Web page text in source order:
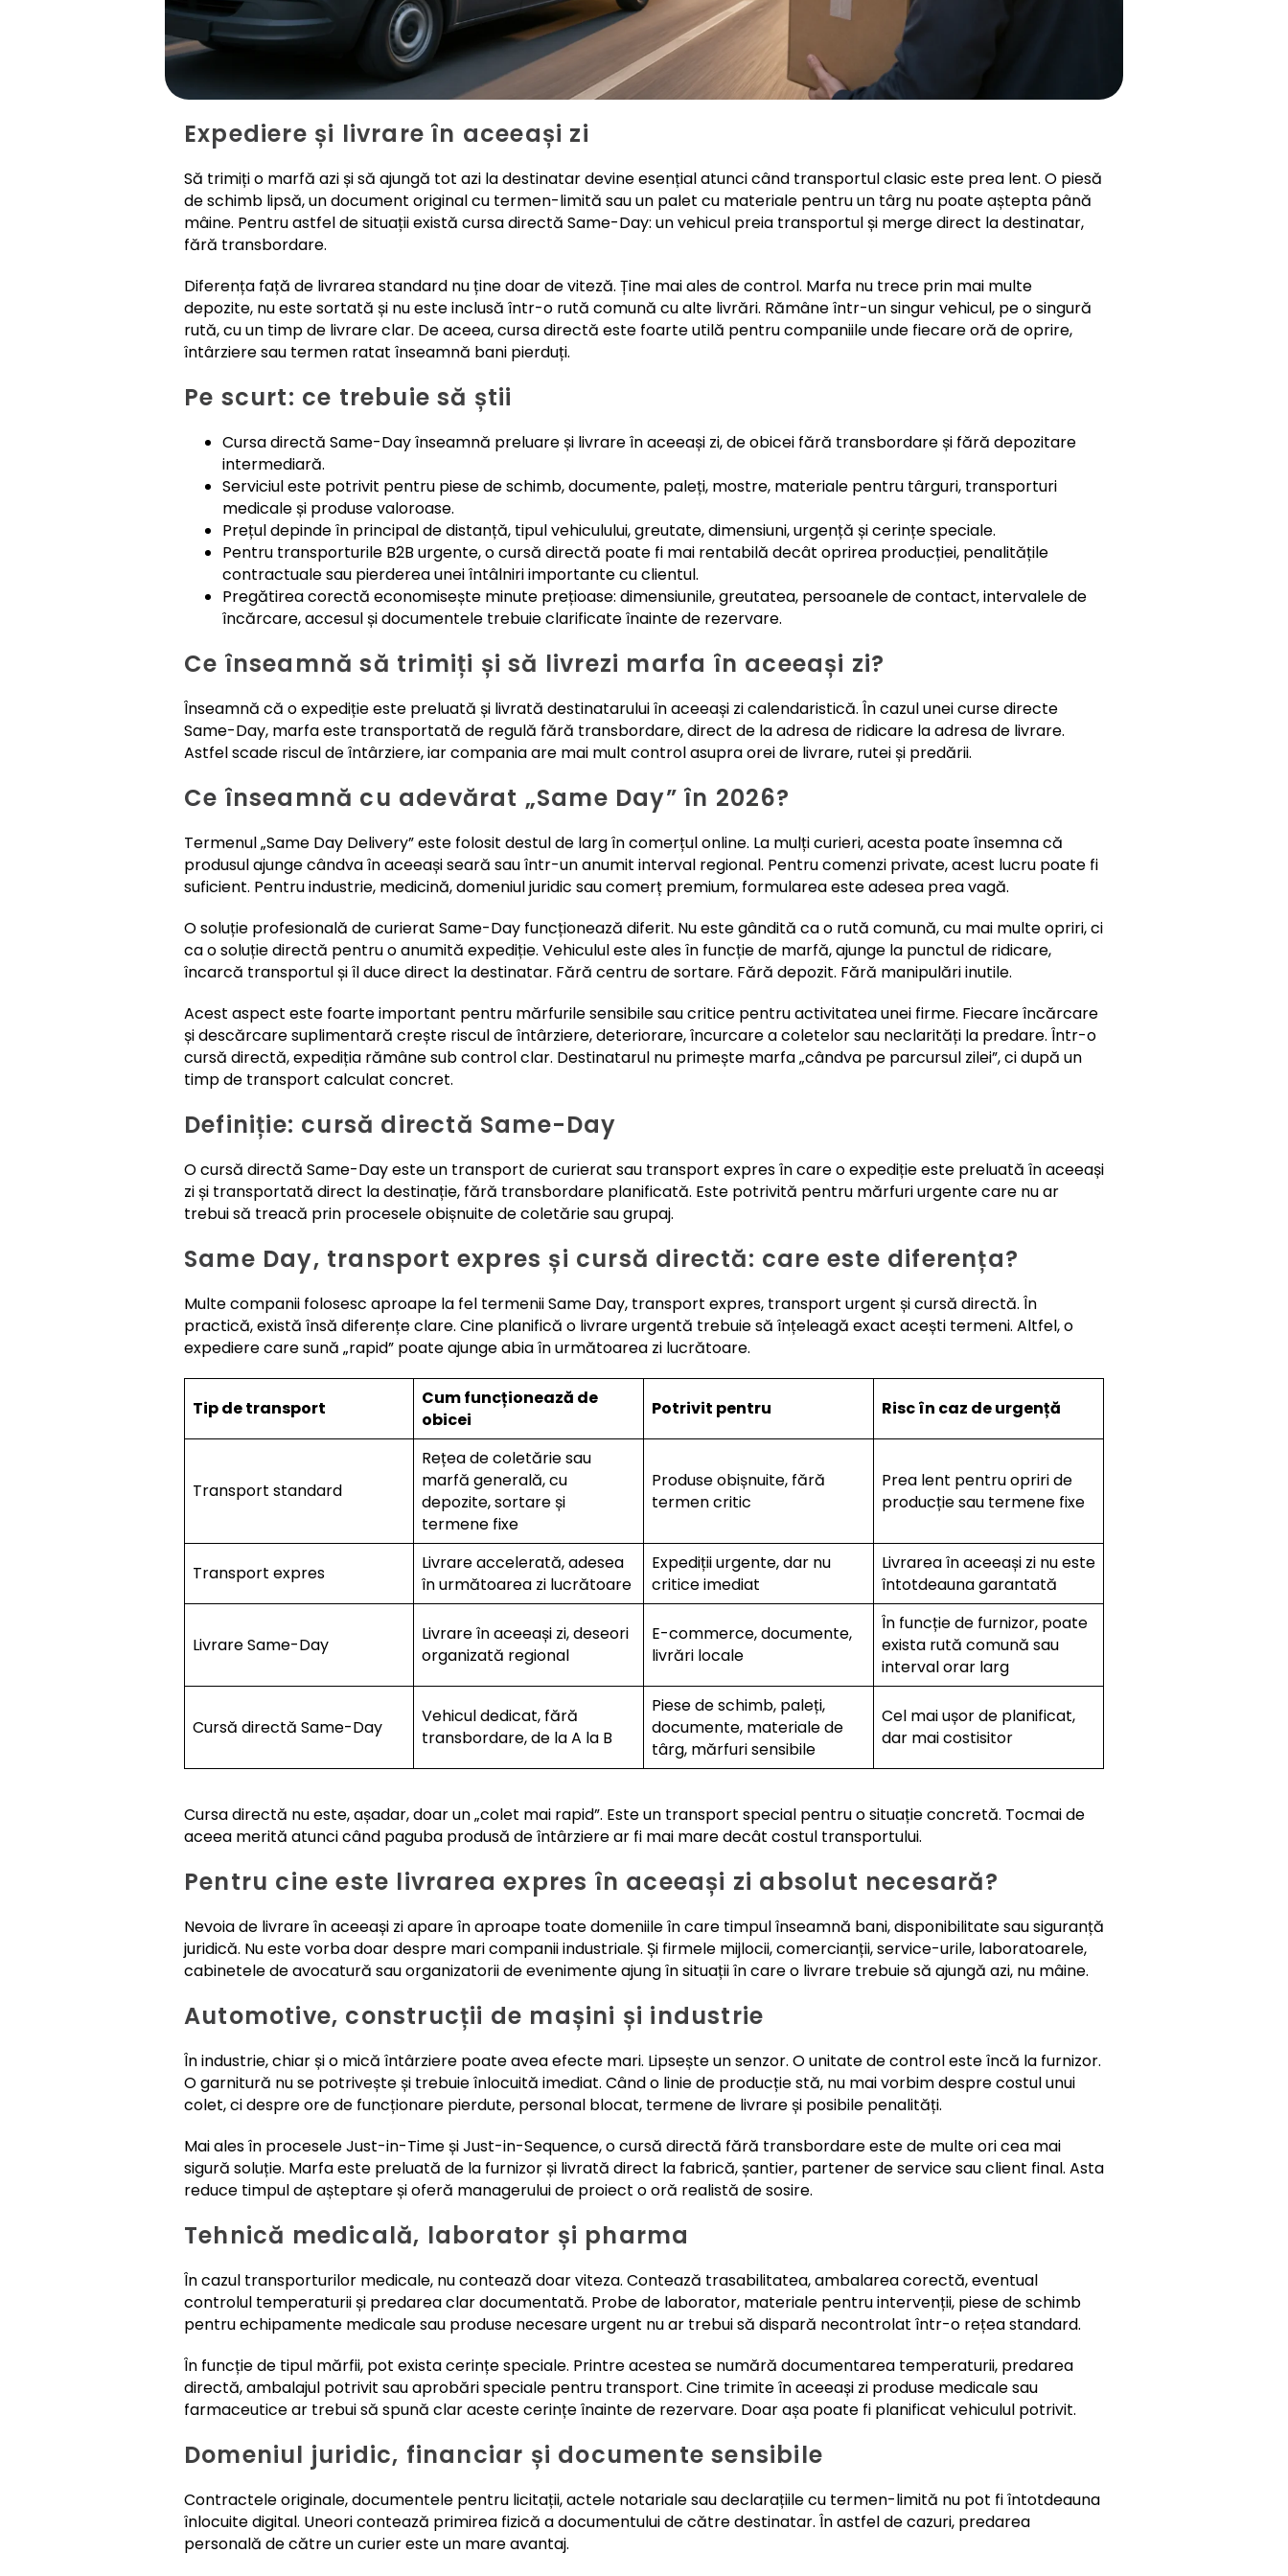
Expediere și livrare în aceeași zi
Să trimiți o marfă azi și să ajungă tot azi la destinatar devine esențial atunci când transportul clasic este prea lent. O piesă
de schimb lipsă, un document original cu termen-limită sau un palet cu materiale pentru un târg nu poate aștepta până
mâine. Pentru astfel de situații există cursa directă Same-Day: un vehicul preia transportul și merge direct la destinatar,
fără transbordare.
Diferența față de livrarea standard nu ține doar de viteză. Ține mai ales de control. Marfa nu trece prin mai multe
depozite, nu este sortată și nu este inclusă într-o rută comună cu alte livrări. Rămâne într-un singur vehicul, pe o singură
rută, cu un timp de livrare clar. De aceea, cursa directă este foarte utilă pentru companiile unde fiecare oră de oprire,
întârziere sau termen ratat înseamnă bani pierduți.
Pe scurt: ce trebuie să știi
Cursa directă Same-Day înseamnă preluare și livrare în aceeași zi, de obicei fără transbordare și fără depozitare
intermediară.
Serviciul este potrivit pentru piese de schimb, documente, paleți, mostre, materiale pentru târguri, transporturi
medicale și produse valoroase.
Prețul depinde în principal de distanță, tipul vehiculului, greutate, dimensiuni, urgență și cerințe speciale.
Pentru transporturile B2B urgente, o cursă directă poate fi mai rentabilă decât oprirea producției, penalitățile
contractuale sau pierderea unei întâlniri importante cu clientul.
Pregătirea corectă economisește minute prețioase: dimensiunile, greutatea, persoanele de contact, intervalele de
încărcare, accesul și documentele trebuie clarificate înainte de rezervare.
Ce înseamnă să trimiți și să livrezi marfa în aceeași zi?
Înseamnă că o expediție este preluată și livrată destinatarului în aceeași zi calendaristică. În cazul unei curse directe
Same-Day, marfa este transportată de regulă fără transbordare, direct de la adresa de ridicare la adresa de livrare.
Astfel scade riscul de întârziere, iar compania are mai mult control asupra orei de livrare, rutei și predării.
Ce înseamnă cu adevărat „Same Day” în 2026?
Termenul „Same Day Delivery” este folosit destul de larg în comerțul online. La mulți curieri, acesta poate însemna că
produsul ajunge cândva în aceeași seară sau într-un anumit interval regional. Pentru comenzi private, acest lucru poate fi
suficient. Pentru industrie, medicină, domeniul juridic sau comerț premium, formularea este adesea prea vagă.
O soluție profesională de curierat Same-Day funcționează diferit. Nu este gândită ca o rută comună, cu mai multe opriri, ci
ca o soluție directă pentru o anumită expediție. Vehiculul este ales în funcție de marfă, ajunge la punctul de ridicare,
încarcă transportul și îl duce direct la destinatar. Fără centru de sortare. Fără depozit. Fără manipulări inutile.
Acest aspect este foarte important pentru mărfurile sensibile sau critice pentru activitatea unei firme. Fiecare încărcare
și descărcare suplimentară crește riscul de întârziere, deteriorare, încurcare a coletelor sau neclarități la predare. Într-o
cursă directă, expediția rămâne sub control clar. Destinatarul nu primește marfa „cândva pe parcursul zilei”, ci după un
timp de transport calculat concret.
Definiție: cursă directă Same-Day
O cursă directă Same-Day este un transport de curierat sau transport expres în care o expediție este preluată în aceeași
zi și transportată direct la destinație, fără transbordare planificată. Este potrivită pentru mărfuri urgente care nu ar
trebui să treacă prin procesele obișnuite de coletărie sau grupaj.
Same Day, transport expres și cursă directă: care este diferența?
Multe companii folosesc aproape la fel termenii Same Day, transport expres, transport urgent și cursă directă. În
practică, există însă diferențe clare. Cine planifică o livrare urgentă trebuie să înțeleagă exact acești termeni. Altfel, o
expediere care sună „rapid” poate ajunge abia în următoarea zi lucrătoare.
Tip de transport
Cum funcționează de
obicei
Potrivit pentru Risc în caz de urgență
Transport standard
Rețea de coletărie sau
marfă generală, cu
depozite, sortare și
termene fixe
Produse obișnuite, fără
termen critic
Prea lent pentru opriri de
producție sau termene fixe
Transport expres
Livrare accelerată, adesea
în următoarea zi lucrătoare
Expediții urgente, dar nu
critice imediat
Livrarea în aceeași zi nu este
întotdeauna garantată
Livrare Same-Day
Livrare în aceeași zi, deseori
organizată regional
E-commerce, documente,
livrări locale
În funcție de furnizor, poate
exista rută comună sau
interval orar larg
Cursă directă Same-Day
Vehicul dedicat, fără
transbordare, de la A la B
Piese de schimb, paleți,
documente, materiale de
târg, mărfuri sensibile
Cel mai ușor de planificat,
dar mai costisitor
Cursa directă nu este, așadar, doar un „colet mai rapid”. Este un transport special pentru o situație concretă. Tocmai de
aceea merită atunci când paguba produsă de întârziere ar fi mai mare decât costul transportului.
Pentru cine este livrarea expres în aceeași zi absolut necesară?
Nevoia de livrare în aceeași zi apare în aproape toate domeniile în care timpul înseamnă bani, disponibilitate sau siguranță
juridică. Nu este vorba doar despre mari companii industriale. Și firmele mijlocii, comercianții, service-urile, laboratoarele,
cabinetele de avocatură sau organizatorii de evenimente ajung în situații în care o livrare trebuie să ajungă azi, nu mâine.
Automotive, construcții de mașini și industrie
În industrie, chiar și o mică întârziere poate avea efecte mari. Lipsește un senzor. O unitate de control este încă la furnizor.
O garnitură nu se potrivește și trebuie înlocuită imediat. Când o linie de producție stă, nu mai vorbim despre costul unui
colet, ci despre ore de funcționare pierdute, personal blocat, termene de livrare și posibile penalități.
Mai ales în procesele Just-in-Time și Just-in-Sequence, o cursă directă fără transbordare este de multe ori cea mai
sigură soluție. Marfa este preluată de la furnizor și livrată direct la fabrică, șantier, partener de service sau client final. Asta
reduce timpul de așteptare și oferă managerului de proiect o oră realistă de sosire.
Tehnică medicală, laborator și pharma
În cazul transporturilor medicale, nu contează doar viteza. Contează trasabilitatea, ambalarea corectă, eventual
controlul temperaturii și predarea clar documentată. Probe de laborator, materiale pentru intervenții, piese de schimb
pentru echipamente medicale sau produse necesare urgent nu ar trebui să dispară necontrolat într-o rețea standard.
În funcție de tipul mărfii, pot exista cerințe speciale. Printre acestea se numără documentarea temperaturii, predarea
directă, ambalajul potrivit sau aprobări speciale pentru transport. Cine trimite în aceeași zi produse medicale sau
farmaceutice ar trebui să spună clar aceste cerințe înainte de rezervare. Doar așa poate fi planificat vehiculul potrivit.
Domeniul juridic, financiar și documente sensibile
Contractele originale, documentele pentru licitații, actele notariale sau declarațiile cu termen-limită nu pot fi întotdeauna
înlocuite digital. Uneori contează primirea fizică a documentului de către destinatar. În astfel de cazuri, predarea
personală de către un curier este un mare avantaj.